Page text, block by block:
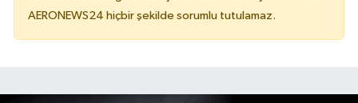
AERONEWS24 hiçbir şekilde sorumlu tutulamaz.